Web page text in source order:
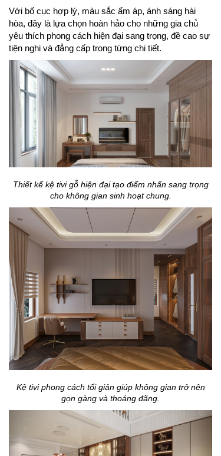
Với bố cục hợp lý, màu sắc ấm áp, ánh sáng hài
hòa, đây là lựa chọn hoàn hảo cho những gia chủ
yêu thích phong cách hiện đại sang trọng, đề cao sự
tiện nghi và đẳng cấp trong từng chi tiết.
Thiết kế kệ tivi gỗ hiện đại tạo điểm nhấn sang trọng
cho không gian sinh hoạt chung.
Kệ tivi phong cách tối giản giúp không gian trở nên
gọn gàng và thoáng đãng.